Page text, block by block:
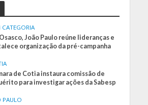
CATEGORIA
João Paulo reúne lideranças e
organização da pré-campanha
de Cotia instaura comissão de
para investigar ações da Sabesp
PAULO